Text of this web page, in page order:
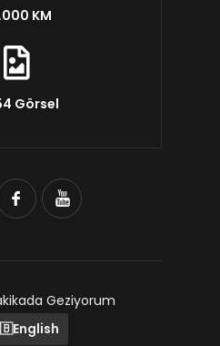
KM
Görsel
Geziyorum
English